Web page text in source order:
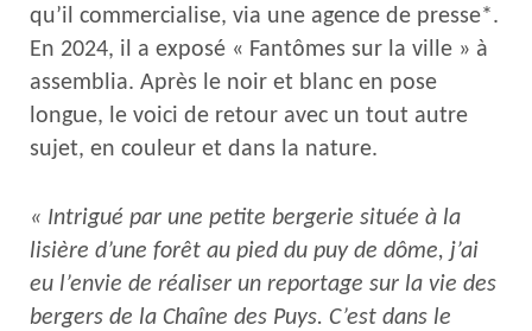
qu’il commercialise, via une agence de presse*.
En 2024, il a exposé « Fantômes sur la ville » à
assemblia. Après le noir et blanc en pose
longue, le voici de retour avec un tout autre
sujet, en couleur et dans la nature.
« Intrigué par une petite bergerie située à la
lisière d’une forêt au pied du puy de dôme, j’ai
eu l’envie de réaliser un reportage sur la vie des
bergers de la Chaîne des Puys. C’est dans le